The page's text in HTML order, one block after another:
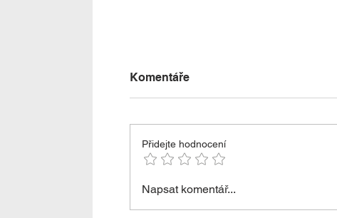
Paláce a parky v Postupimi
Komentáře
Přidejte hodnocení
Napsat komentář...